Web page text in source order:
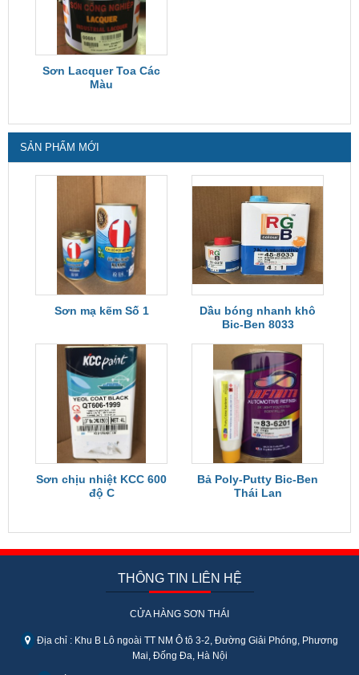
Sơn Lacquer Toa Các
Màu
SẢN PHẨM MỚI
Sơn mạ kẽm Số 1
Dầu bóng nhanh khô
Bic-Ben 8033
Sơn chịu nhiệt KCC 600
độ C
Bả Poly-Putty Bic-Ben
Thái Lan
THÔNG TIN LIÊN HỆ
CỬA HÀNG SƠN THÁI
Địa chỉ : Khu B Lô ngoài TT NM Ô tô 3-2, Đường Giải Phóng, Phương
Mai, Đống Đa, Hà Nội